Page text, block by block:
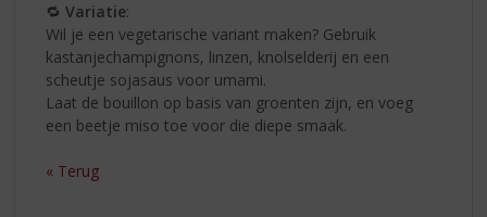
🔁Variatie:
Wil je een vegetarische variant maken? Gebruik
kastanjechampignons, linzen, knolselderij en een
scheutje sojasaus voor umami.
Laat de bouillon op basis van groenten zijn, en voeg
een beetje miso toe voor die diepe smaak.
« Terug